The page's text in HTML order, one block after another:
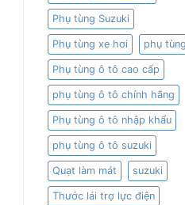
Phụ tùng Suzuki
Phụ tùng xe hơi phụ
Phụ tùng ô tô cao cấp
phụ tùng ô tô chính hãng
Phụ tùng ô tô nhập khẩu
phụ tùng ô tô suzuki
Quạt làm mát suzuki
Thước lái trợ lực điện